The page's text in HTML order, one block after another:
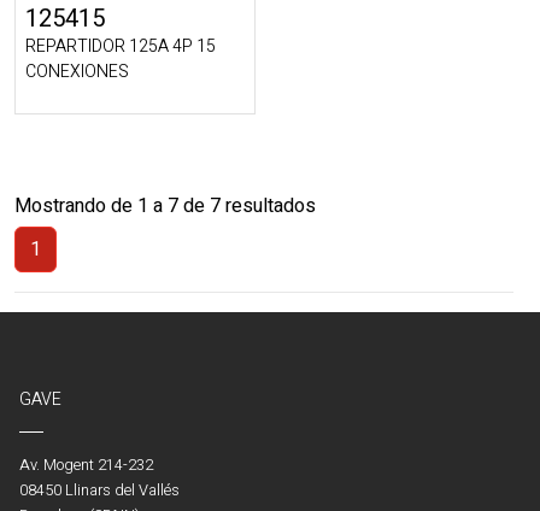
125415
REPARTIDOR 125A 4P 15
CONEXIONES
Mostrando de 1 a 7 de 7 resultados
1
(Actual)
GAVE
Av. Mogent 214-232
08450 Llinars del Vallés